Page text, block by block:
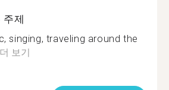
주제
singing, traveling around the
더 보기